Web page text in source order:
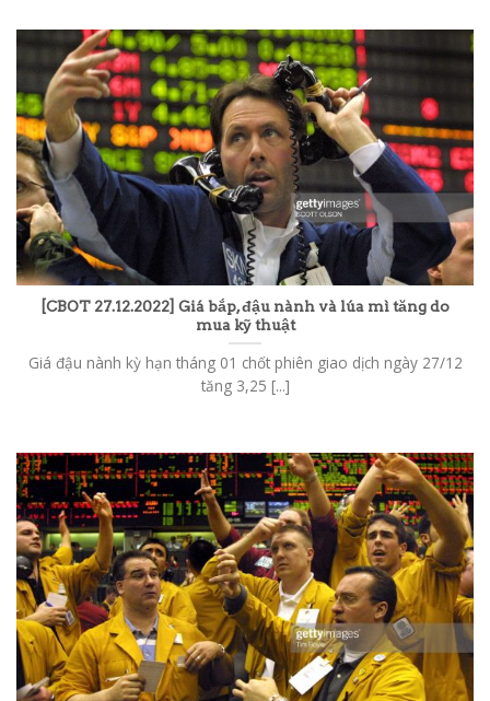
[CBOT 27.12.2022] Giá bắp, đậu nành và lúa mì tăng do
mua kỹ thuật
Giá đậu nành kỳ hạn tháng 01 chốt phiên giao dịch ngày 27/12
tăng 3,25 [...]